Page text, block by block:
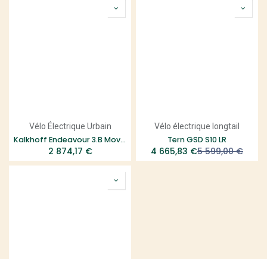
Vélo Électrique Urbain
Kalkhoff Endeavour 3.B Move Cadre ouvert - Smart
2 874,17 €
Vélo électrique longtail
Tern GSD S10 LR
4 665,83 €5 599,00€